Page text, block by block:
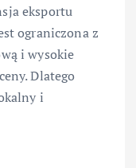
eksportu
ograniczona z
i wysokie
Dlatego
i